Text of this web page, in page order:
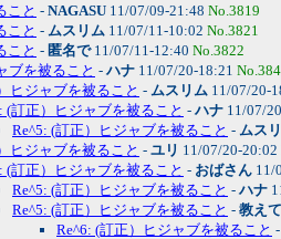
こと - NAGASU 11/07/09-21:48 No.3819
こと - ムスリム 11/07/11-10:02 No.3821
こと - 匿名で11/07/11-12:40 No.3822
ブを被ること - ハナ 11/07/20-18:21
ヒジャブを被ること - ムスリム 11/07/20-
(訂正）ヒジャブを被ること - ハナ 11/07/
Re^5: (訂正）ヒジャブを被ること - ムス
ヒジャブを被ること - ユリ 11/07/20-20:02
(訂正）ヒジャブを被ること - おばさん 11/
Re^5: (訂正）ヒジャブを被ること - ハナ
Re^5: (訂正）ヒジャブを被ること - 教え
Re^6: (訂正）ヒジャブを被ること -